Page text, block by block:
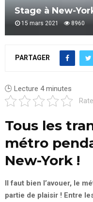
Stage à New-
15 mars 2021 8960
PARTAGER
🕒 Lecture 4 minutes
Tous les
métro
New-York !
Il faut bien l’avouer, le
partie de plaisir ! Entre